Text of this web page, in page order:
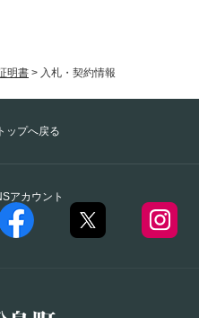
明書 > 入札・契約情報
アカウント
ップへ戻る